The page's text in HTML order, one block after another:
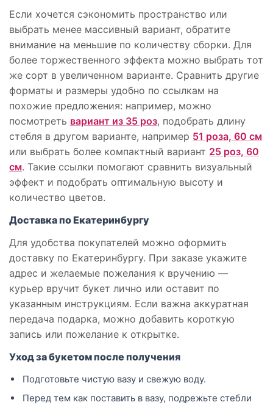
Если хочется сэкономить пространство или
выбрать менее массивный вариант, обратите
внимание на меньшие по количеству сборки. Для
более торжественного эффекта можно выбрать тот
же сорт в увеличенном варианте. Сравнить другие
форматы и размеры удобно по ссылкам на
похожие предложения: например, можно
посмотреть вариант из 35 роз, подобрать длину
стебля в другом варианте, например 51 роза, 60 см
или выбрать более компактный вариант 25 роз, 60
см. Такие ссылки помогают сравнить визуальный
эффект и подобрать оптимальную высоту и
количество цветов.
Доставка по Екатеринбургу
Для удобства покупателей можно оформить
доставку по Екатеринбургу. При заказе укажите
адрес и желаемые пожелания к вручению —
курьер вручит букет лично или оставит по
указанным инструкциям. Если важна аккуратная
передача подарка, можно добавить короткую
запись или пожелание к открытке.
Уход за букетом после получения
Подготовьте чистую вазу и свежую воду.
Перед тем как поставить в вазу, подрежьте стебли